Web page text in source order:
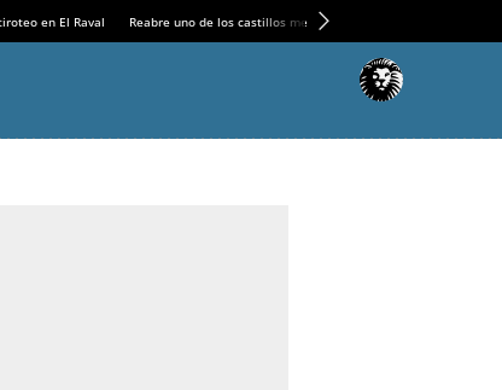
en El Raval Reabre uno de los castillos medievales más espectaculares